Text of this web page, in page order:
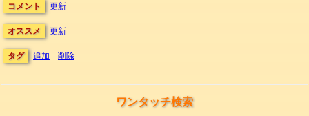
コメント 更新
オススメ 更新
タグ 追加 削除
ワンタッチ検索